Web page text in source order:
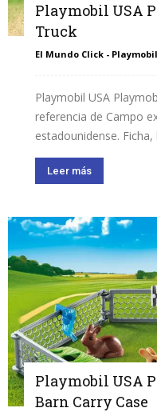
Playmobil USA
Truck
El Mundo Click - Playmobil
Playmobil USA
referencia de Campo
estadounidense.
Leer más
Playmobil USA
Barn Carry Case